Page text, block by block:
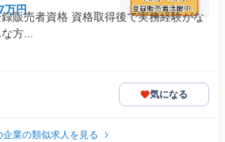
万円
販売者資格 資格取得後で実務経験がな
方...
気になる
企業の類似求人を見る